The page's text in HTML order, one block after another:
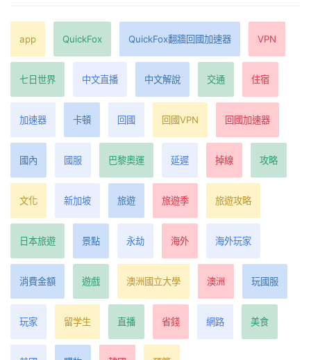
app QuickFox QuickFox翻牆回國加速器 VPN
七日世界 中文直播 中文解說 交通 住宿
加速器 卡頓 回國 回國VPN 回國加速器
國內 國服 巴黎奧運 延遲 掉線 攻略
文化 新加坡 旅遊 旅遊季 旅遊攻略
日本旅遊 景點 永劫 海外 海外玩家
消費金額 遊戲 澳洲國立大學 澳洲 玩國服
玩家 留学生 直播 省錢 網路 美食